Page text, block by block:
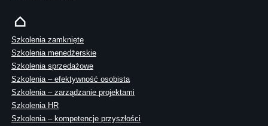
Szkolenia zamknięte
Szkolenia menedżerskie
Szkolenia sprzedażowe
Szkolenia – efektywność osobista
Szkolenia – zarządzanie projektami
Szkolenia HR
Szkolenia – kompetencje przyszłości